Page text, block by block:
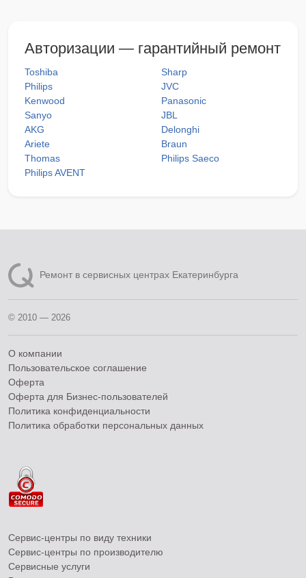
Авторизации — гарантийный ремонт
Toshiba
Sharp
Philips
JVC
Kenwood
Panasonic
Sanyo
JBL
AKG
Delonghi
Ariete
Braun
Thomas
Philips Saeco
Philips AVENT
Ремонт в сервисных центрах Екатеринбурга
© 2010 — 2026
О компании
Пользовательское соглашение
Оферта
Оферта для Бизнес-пользователей
Политика конфиденциальности
Политика обработки персональных данных
Сервис-центры по виду техники
Сервис-центры по производителю
Сервисные услуги